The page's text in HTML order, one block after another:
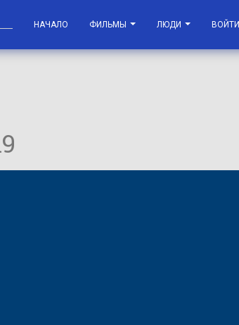
НАЧАЛО ФИЛЬМЫ ЛЮДИ ВОЙТИ